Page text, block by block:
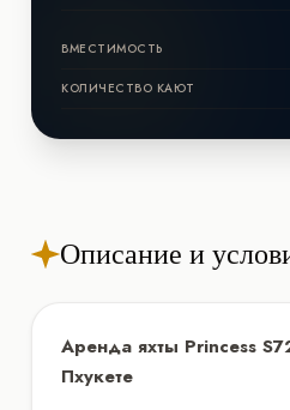
ВМЕСТИМОСТЬ
КОЛИЧЕСТВО КАЮТ
Описание и
Аренда яхты Princess
Пхукете